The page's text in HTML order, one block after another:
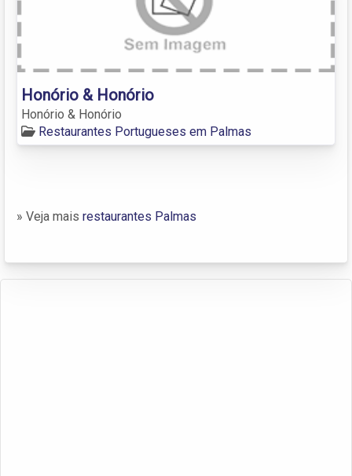
Honório & Honório
Honório & Honório
Restaurantes Portugueses em Palmas
» Veja mais restaurantes Palmas